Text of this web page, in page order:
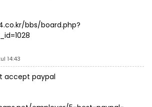
bbs/board.php?
14:43
accept paypal